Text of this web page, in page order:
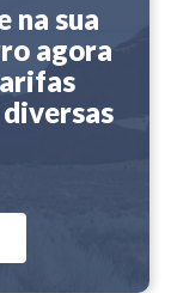
na sua
agora